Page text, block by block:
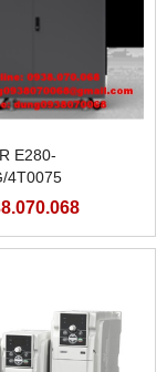
E280-
4T0075